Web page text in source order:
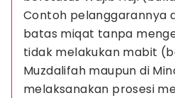
Contoh pelanggarannya
batas miqat tanpa
tidak melakukan mabit
Muzdalifah maupun di
melaksanakan prosesi